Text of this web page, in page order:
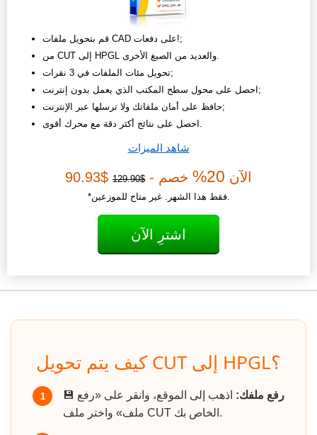
قم بتحويل ملفات CAD على دفعات!;
من CUT إلى HPGL والعديد من الصيغ الأخرى.
تحويل مئات الملفات في 3 نقرات;
احصل على محول سطح المكتب الذي يعمل بدون إنترنت;
حافظ على أمان ملفاتك ولا ترسلها عبر الإنترنت;
احصل على نتائج أكثر دقة مع محرك أقوى.
شاهد الميزات
الآن 20% خصم - $129.90
$90.93
*فقط هذا الشهر. غير متاح للموزعين.
اشترِ الآن
كيف يتم تحويل CUT إلى HPGL؟
1 💾 رفع ملفك: اذهب إلى الموقع، وانقر على «رفع
ملف» واختر ملف CUT الخاص بك.